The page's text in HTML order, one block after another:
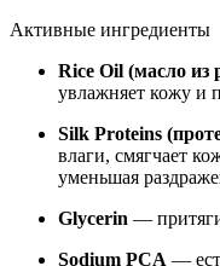
Активные ингредиенты
Rice Oil (масло из
увлажняет кожу и
Silk Proteins
влаги, смягчает
уменьшая
Glycerin —
Sodium PCA —